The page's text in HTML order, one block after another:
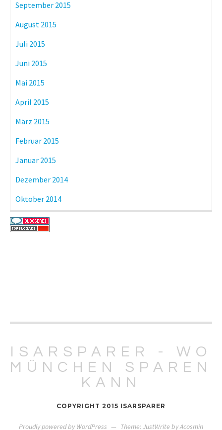
September 2015
August 2015
Juli 2015
Juni 2015
Mai 2015
April 2015
März 2015
Februar 2015
Januar 2015
Dezember 2014
Oktober 2014
ISARSPARER - WO
MÜNCHEN SPAREN
KANN
COPYRIGHT 2015 ISARSPARER
Proudly powered by WordPress — Theme: JustWrite byAcosmin